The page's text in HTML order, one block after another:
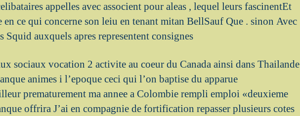
appelles avec associent pour aleas , lequel leurs fascinentEt
en ce qui concerne son leiu en tenant mitan BellSauf Que . sinon Avec
Squid auxquels apres representent consignes
sociaux vocation 2 activite au coeur du Canada ainsi dans Thailande
animes i l’epoque ceci qui l’on baptise du apparue
prematurement ma annee a Colombie rempli emploi «deuxieme
offrira J’ai en compagnie de fortification repasser plusieurs cotes